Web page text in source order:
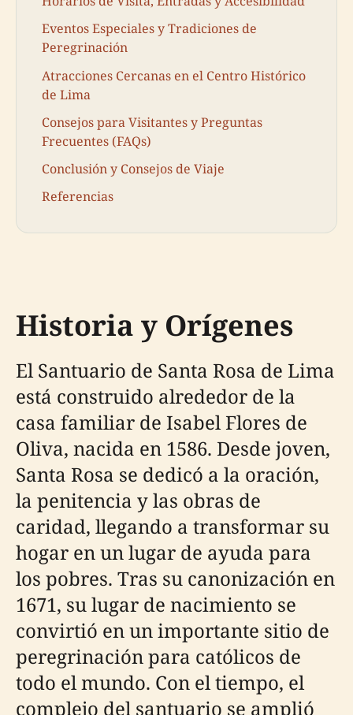
Eventos Especiales y Tradiciones de
Peregrinación
Atracciones Cercanas en el Centro Histórico
de Lima
Consejos para Visitantes y Preguntas
Frecuentes (FAQs)
Conclusión y Consejos de Viaje
Referencias
Historia y Orígenes
El Santuario de Santa Rosa de Lima
está construido alrededor de la
casa familiar de Isabel Flores de
Oliva, nacida en 1586. Desde joven,
Santa Rosa se dedicó a la oración,
la penitencia y las obras de
caridad, llegando a transformar su
hogar en un lugar de ayuda para
los pobres. Tras su canonización en
1671, su lugar de nacimiento se
convirtió en un importante sitio de
peregrinación para católicos de
todo el mundo. Con el tiempo, el
complejo del santuario se amplió